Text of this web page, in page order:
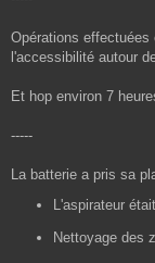
Opérations effectuées
l'accessibilité autour
Et hop environ 7
-----
La batterie a pris sa
L'aspirateur
Nettoyage des